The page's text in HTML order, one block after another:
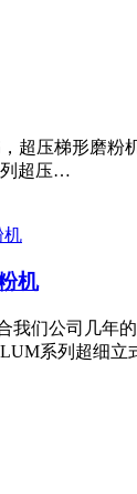
超压梯形磨粉
列超压…
机
我们公司几年
系列超细